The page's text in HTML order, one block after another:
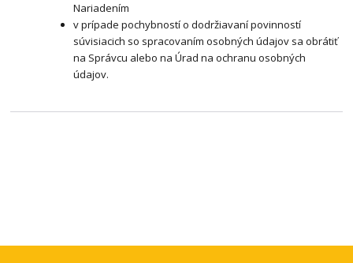
Nariadením
v prípade pochybností o dodržiavaní povinností
súvisiacich so spracovaním osobných údajov sa obrátiť
na Správcu alebo na Úrad na ochranu osobných
údajov.